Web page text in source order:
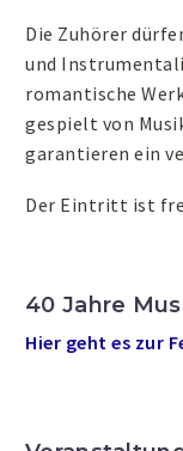
Die Zuhörer
und
romantische
gespielt von
garantieren ein
Der Eintritt ist
40 Jahre
Hier geht es zur